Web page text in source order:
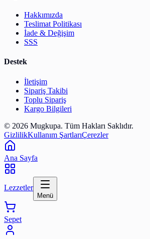
Hakkımızda
Teslimat Politikası
İade & Değişim
SSS
Destek
İletişim
Sipariş Takibi
Toplu Sipariş
Kargo Bilgileri
© 2026 Mugkupa. Tüm Hakları Saklıdır.
GizlilikKullanım ŞartlarıÇerezler
Ana Sayfa
Lezzetler
Menü
Sepet